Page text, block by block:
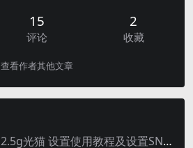
15
评论
2
收藏
查看作者其他文章
VSOL V2802RH 2.5g光猫 设置使用教程及设置SN教程-附带稳定固件使用手册等